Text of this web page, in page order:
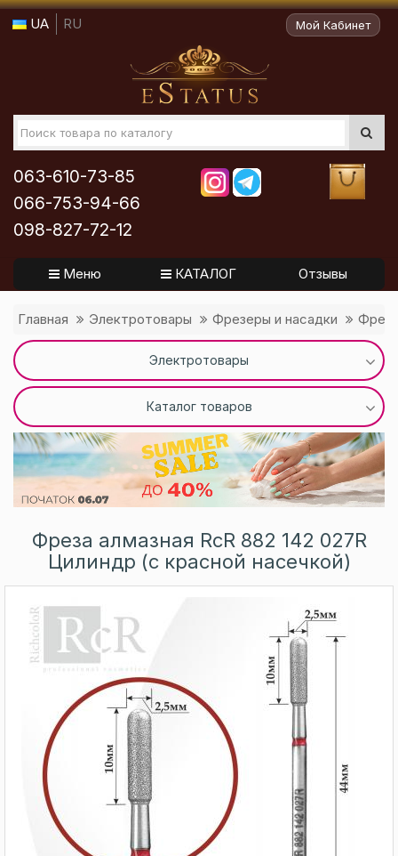
UA RU Мой Кабинет
063-610-73-85
066-753-94-66
098-827-72-12
Меню КАТАЛОГ Отзывы
Главная Электротовары Фрезеры и насадки
Электротовары
Каталог товаров
Фреза алмазная RcR 882 142 027R
Цилиндр (с красной насечкой)